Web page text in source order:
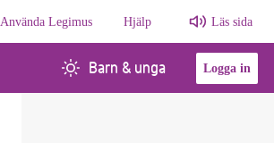
Använda Legimus Hjälp Läs sida
Barn & unga Logga in